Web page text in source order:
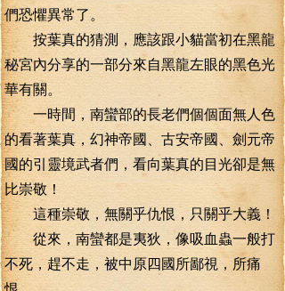
們恐懼異常了。
按葉真的猜測，應該跟小貓當初在黑龍
秘宮內分享的一部分來自黑龍左眼的黑色光
華有關。
一時間，南蠻部的長老們個個面無人色
的看著葉真，幻神帝國、古安帝國、劍元帝
國的引靈境武者們，看向葉真的目光卻是無
比崇敬！
這種崇敬，無關乎仇恨，只關乎大義！
從來，南蠻都是夷狄，像吸血蟲一般打
不死，趕不走，被中原四國所鄙視，所痛